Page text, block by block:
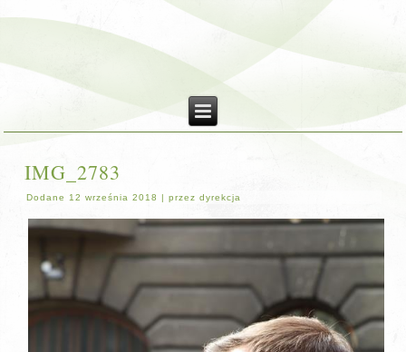
IMG_2783
Dodane 12 września 2018 |przez dyrekcja